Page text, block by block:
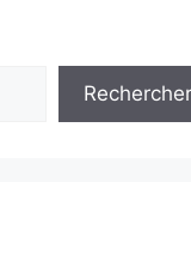
Rechercher